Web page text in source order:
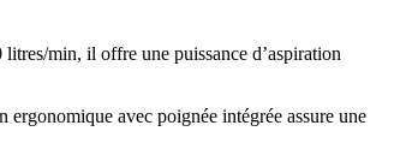
min, il offre une puissance d’aspiration
avec poignée intégrée assure une